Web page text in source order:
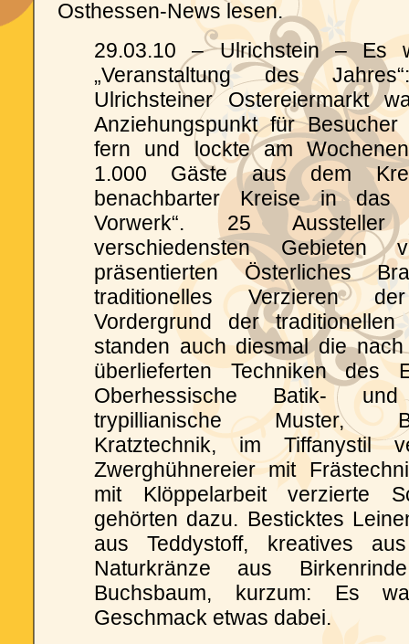
Osthessen-News lesen.
29.03.10 – Ulrichstein – Es
„Veranstaltung des
Ulrichsteiner Ostereiermarkt
Anziehungspunkt für
fern und lockte am
1.000 Gäste aus dem
benachbarter Kreise in das
Vorwerk“. 25
verschiedensten Gebieten
präsentierten Österliches
traditionelles Verzieren
Vordergrund der traditionellen
standen auch diesmal die
überlieferten Techniken des
Oberhessische Batik- und
trypillianische Muster,
Kratztechnik, im Tiffanystil
Zwerghühnereier mit
mit Klöppelarbeit verzierte
gehörten dazu. Besticktes
aus Teddystoff, kreatives
Naturkränze aus
Buchsbaum, kurzum: Es
Geschmack etwas dabei.